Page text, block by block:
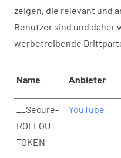
zeigen, die relevant und
Benutzer sind und daher
werbetreibende
Name Anbieter
__Secure-
ROLLOUT_
TOKEN
YouTube